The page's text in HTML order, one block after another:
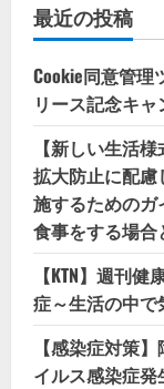
最近の投稿
Cookie同意管理
リース記念キャ
【新しい生活
拡大防止に配
施するための
食事をする場合
【KTN】週刊
症～生活の中で
【感染症対策
イルス感染症